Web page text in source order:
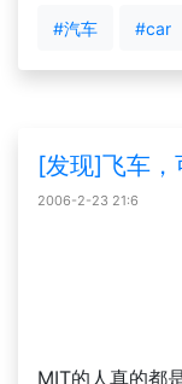
#汽车 #car
[发现]飞车，
2006-2-23 21:6
MIT的人真的都